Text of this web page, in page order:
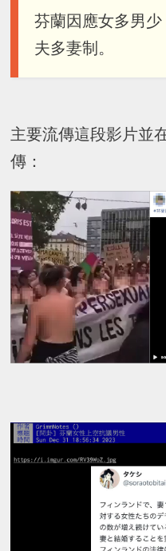
芬蘭因應女多男
夫多妻制。
主要流傳這段影片並
傳：